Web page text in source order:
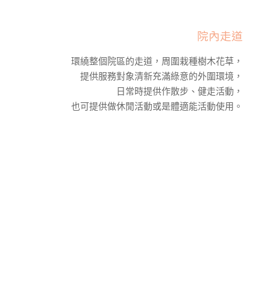
院內走道
環繞整個院區的走道，周圍栽種樹木花草，
提供服務對象清新充滿綠意的外圍環境，
日常時提供作散步、健走活動，
也可提供做休閒活動或是體適能活動使用。